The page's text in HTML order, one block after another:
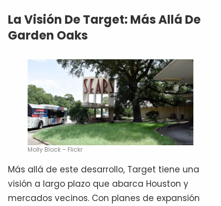
La Visión De Target: Más Allá De
Garden Oaks
Molly Block – Flickr
Más allá de este desarrollo, Target tiene una
visión a largo plazo que abarca Houston y
mercados vecinos. Con planes de expansión